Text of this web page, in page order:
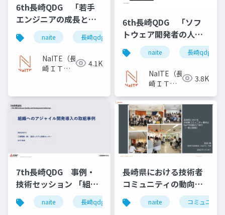
6th長崎QDG 「若手
エンジニアの成長と育
成 ～初めての社外活
動から3年、テスト設計
コンテスト優勝までの
軌跡～」
naite 長崎qdg 若手エンジニア 成長
NaITE（長
崎ＩＴ技
4.1K
6th長崎QDG 「ソフ
トウェア開発者の人材
育成と組織活性化 ～
モチベーションが共鳴
する組織 「プロジェ
クト道免許皆伝」」
naite 長崎qdg
NaITE（長
崎ＩＴ技
3.8K
7th長崎QDG 事例・
技術セッション 「組織
へのアジャイル開発導
入の取組事例」
naite 長崎qdg
長崎県における技術者
コミュニティの動向と
NaITE活動のご紹介
naite コミュニティ